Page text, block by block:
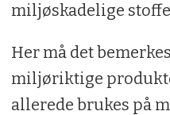
miljøskadelige
Her må det
miljøriktige
allerede brukes på